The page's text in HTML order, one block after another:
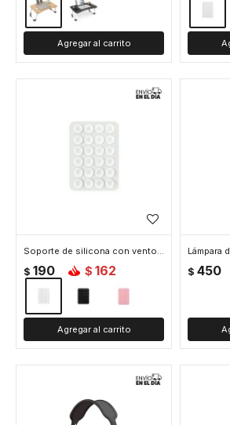
Soporte de silicona con ventosa doble para celular - Blanco
$ 190 $ 162 $ 450